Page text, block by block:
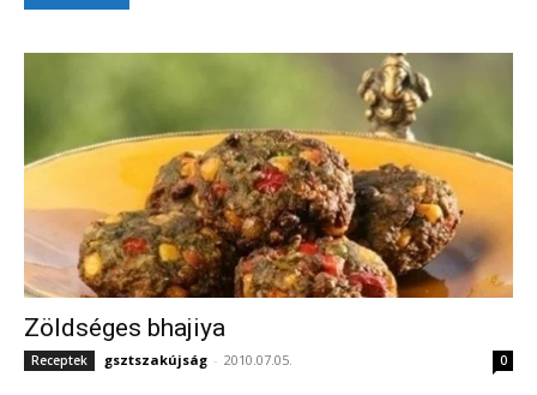
Zöldséges bhajiya
Receptek gsztszakújság - 2010.07.05. 0